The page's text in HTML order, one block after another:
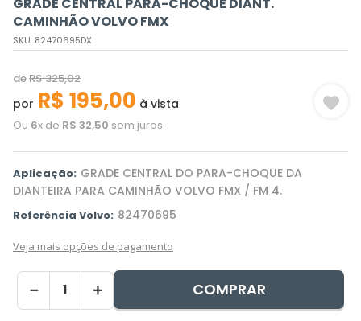
CAMINHÃO VOLVO FMX
SKU: 82470695DX
deR$325,02
por R$ 195,00 à vista
Ou 6x de R$ 32,50 sem juros
Aplicação: GRADE CENTRAL DO PARA-CHOQUE DA
DIANTEIRA PARA CAMINHÃO VOLVO FMX / FM 4.
Referência Volvo: 82470695
Veja mais opções de pagamento
＋
－ COMPRAR